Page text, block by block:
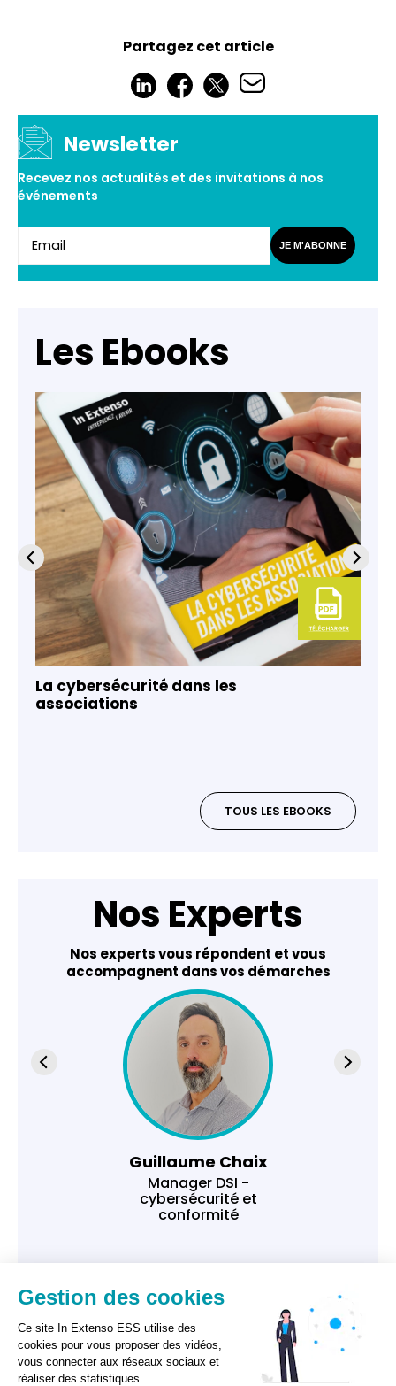
Partagez cet article
Newsletter
Recevez nos actualités et des invitations à nos
événements
JE M'ABONNE
Les Ebooks
La cybersécurité dans les
associations
TOUS LES EBOOKS
Nos Experts
Nos experts vous répondent et vous
accompagnent dans vos démarches
Guillaume Chaix
Manager DSI -
cybersécurité et
conformité
Gestion des cookies
Ce site In Extenso ESS utilise des
cookies pour vous proposer des vidéos,
vous connecter aux réseaux sociaux et
réaliser des statistiques.